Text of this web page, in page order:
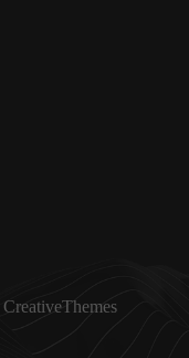
CreativeThemes